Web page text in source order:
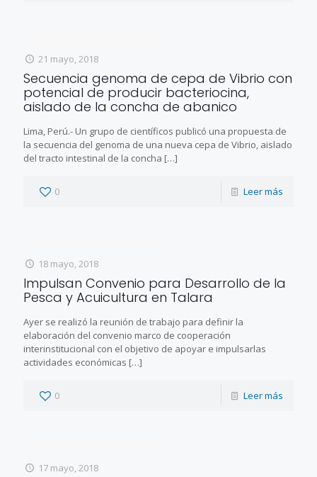
21 mayo, 2018
Secuencia genoma de cepa de Vibrio con
potencial de producir bacteriocina,
aislado de la concha de abanico
Lima, Perú.- Un grupo de científicos publicó una propuesta de
la secuencia del genoma de una nueva cepa de Vibrio, aislado
del tracto intestinal de la concha […]
0 Leer más
18 mayo, 2018
Impulsan Convenio para Desarrollo de la
Pesca y Acuicultura en Talara
Ayer se realizó la reunión de trabajo para definir la
elaboración del convenio marco de cooperación
interinstitucional con el objetivo de apoyar e impulsarlas
actividades económicas […]
0 Leer más
17 mayo, 2018